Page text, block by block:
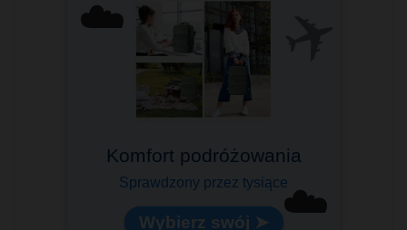
☁️
☁️
Idealny na pokład samolotu!